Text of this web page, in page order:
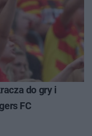
do gry i
FC